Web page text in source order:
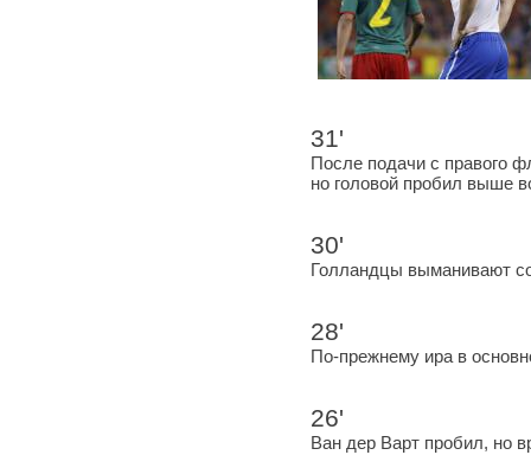
31'
После подачи с правого
но головой пробил выше
30'
Голландцы выманивают
28'
По-прежнему ира в
26'
Ван дер Варт пробил, но